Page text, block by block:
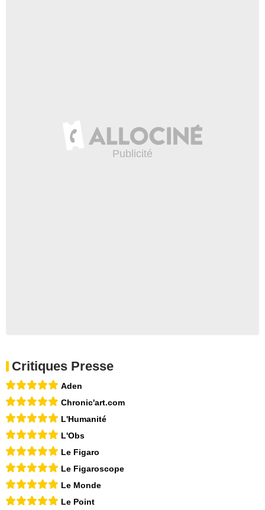
Critiques Presse
Aden
Chronic'art.com
L'Humanité
L'Obs
Le Figaro
Le Figaroscope
Le Monde
Le Point